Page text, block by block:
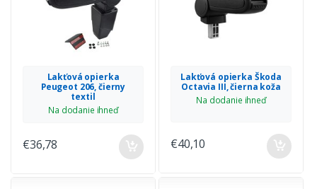
Lakťová opierka
Peugeot 206, čierny
textil
Na dodanie ihneď
€36,78
Lakťová opierka Škoda
Octavia III, čierna koža
Na dodanie ihneď
€40,10